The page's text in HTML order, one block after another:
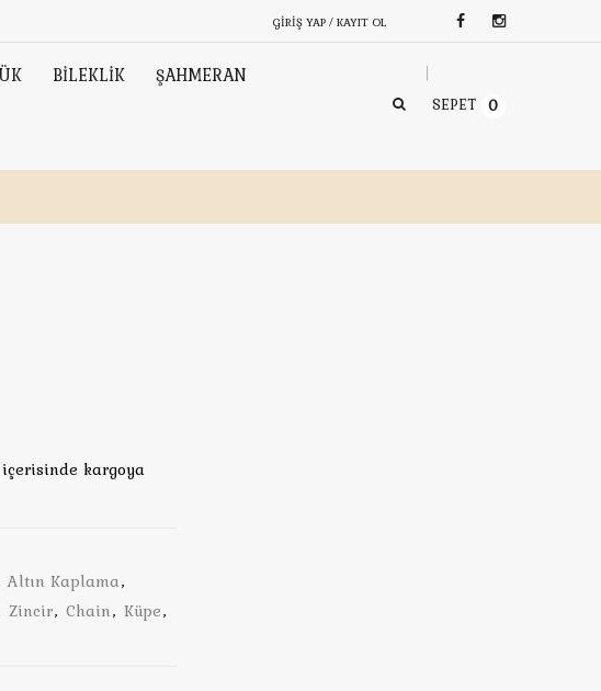
GIRIŞ YAP / KAYIT OL
BİLEKLİK ŞAHMERAN
SEPET 0
içerisinde kargoya
Altın Kaplama,
Zincir, Chain, Küpe,